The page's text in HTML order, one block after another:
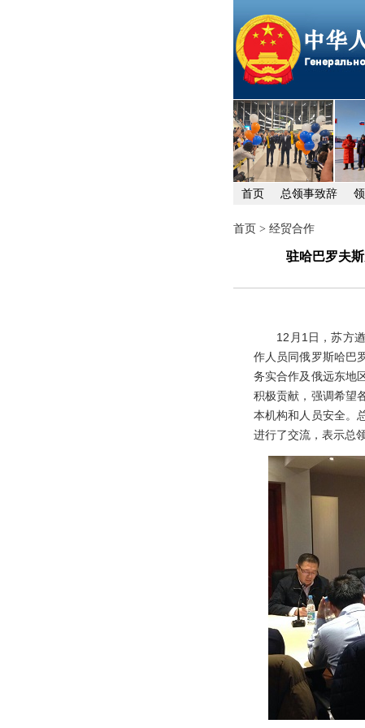
首页 总领事致辞
首页 > 经贸合作
驻哈巴罗夫
12 月 1 日，苏方
作人员同俄罗斯哈巴
务实合作及俄远东地
积极贡献，强调希望
本机构和人员安全。
进行了交流，表示总